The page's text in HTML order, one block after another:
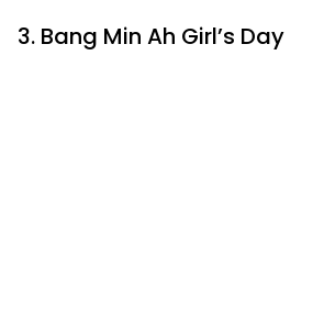
3. Bang Min Ah Girl’s Day